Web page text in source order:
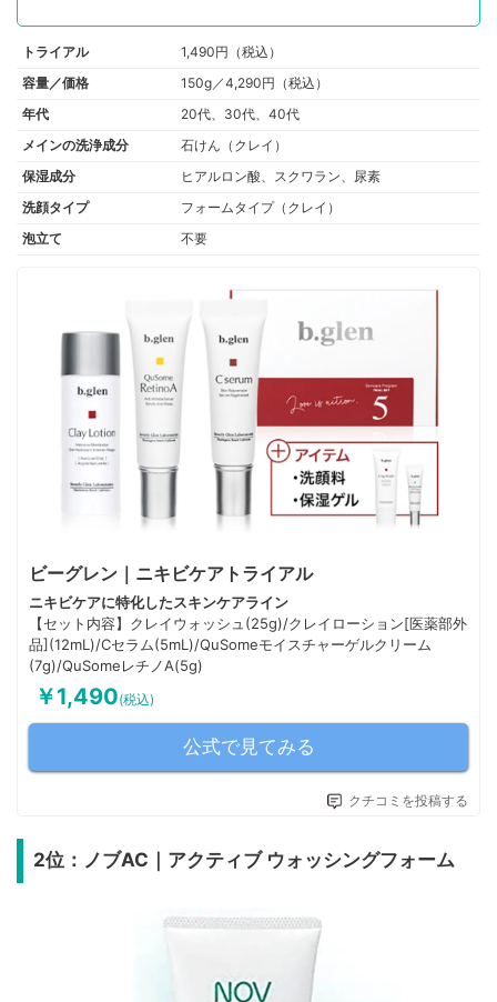
トライアル
1,490円（税込）
容量／価格
150g／4,290円（税込）
年代
20代、30代、40代
メインの洗浄成分
石けん（クレイ）
保湿成分
ヒアルロン酸、スクワラン、尿素
洗顔タイプ
フォームタイプ（クレイ）
泡立て
不要
ビーグレン｜ニキビケアトライアル
ニキビケアに特化したスキンケアライン
【セット内容】クレイウォッシュ(25g)/クレイローション[医薬部外
品](12mL)/Cセラム(5mL)/QuSomeモイスチャーゲルクリーム
(7g)/QuSomeレチノA(5g)
￥1,490(税込)
公式で見てみる
クチコミを投稿する
2位：ノブAC｜アクティブ ウォッシングフォーム